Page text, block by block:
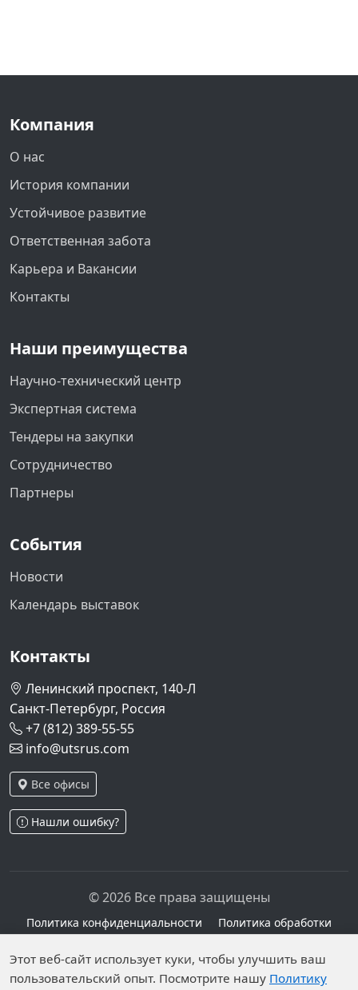
Компания
О нас
История компании
Устойчивое развитие
Ответственная забота
Карьера и Вакансии
Контакты
Наши преимущества
Научно-технический центр
Экспертная система
Тендеры на закупки
Сотрудничество
Партнеры
События
Новости
Календарь выставок
Контакты
Ленинский проспект, 140-Л
Санкт-Петербург, Россия
+7 (812) 389-55-55
info@utsrus.com
Все офисы
Нашли ошибку?
© 2026 Все права защищены
Политика конфиденциальности
Политика обработки
Персональные данные опубликованы на сайте при
наличии правовых оснований в соответствии с ч.1
Этот веб-сайт использует куки, чтобы улучшить ваш
пользовательский опыт. Посмотрите нашу Политику